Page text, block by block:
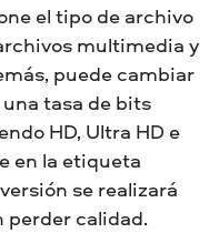
el tipo de archivo
multimedia y
puede cambiar
tasa de bits
HD, Ultra HD e
en la etiqueta
se realizará
perder calidad.